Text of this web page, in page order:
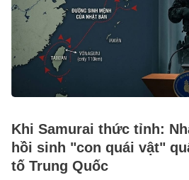
Khi Samurai thức tỉnh:
hồi sinh "con quái vật"
tố Trung Quốc